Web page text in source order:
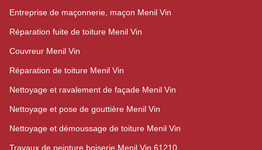
Entreprise de maçonnerie, maçon Menil Vin
Réparation fuite de toiture Menil Vin
Couvreur Menil Vin
Réparation de toiture Menil Vin
Nettoyage et ravalement de façade Menil Vin
Nettoyage et pose de gouttière Menil Vin
Nettoyage et démoussage de toiture Menil Vin
Travaux de peinture boiserie Menil Vin 61210